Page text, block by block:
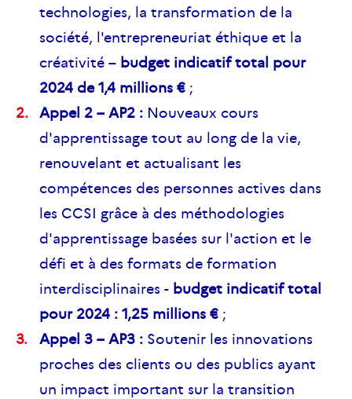
technologies, la transformation de la
société, l'entrepreneuriat éthique et la
créativité – budget indicatif total pour
2024 de 1,4 millions € ;
Appel 2 – AP2 : Nouveaux cours
d'apprentissage tout au long de la vie,
renouvelant et actualisant les
compétences des personnes actives dans
les CCSI grâce à des méthodologies
d'apprentissage basées sur l'action et le
défi et à des formats de formation
interdisciplinaires - budget indicatif total
pour 2024 : 1,25 millions € ;
Appel 3 – AP3 : Soutenir les innovations
proches des clients ou des publics ayant
un impact important sur la transition